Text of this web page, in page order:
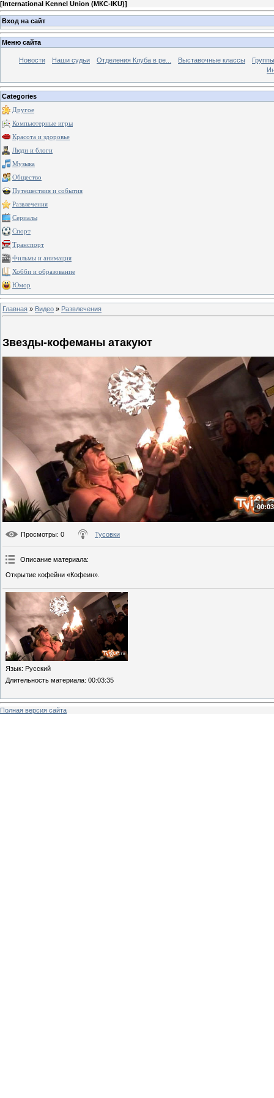
[International Kennel Union (МКС-IKU)]
Вход на сайт
Меню сайта
Новости Наши судьи Отделения Клуба в ре... Выставочные классы
Categories
Другое
Компьютерные игры
Красота и здоровье
Люди и блоги
Музыка
Общество
Путешествия и события
Развлечения
Сериалы
Спорт
Транспорт
Фильмы и анимация
Хобби и образование
Юмор
Главная » Видео » Развлечения
Звезды-кофеманы атакуют
Просмотры: 0 Тусовки
Описание материала:
Открытие кофейни «Кофеин».
Язык: Русский
Длительность материала: 00:03:35
Полная версия сайта